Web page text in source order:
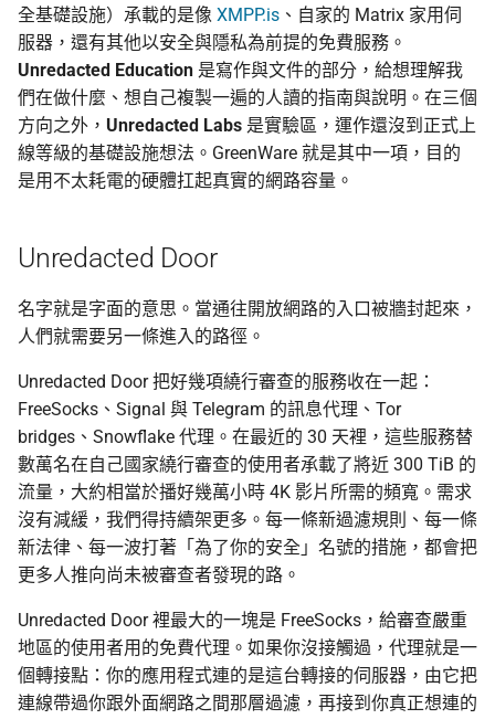
全基礎設施）承載的是像 XMPP.is 、自家的 Matrix 家用伺
服器，還有其他以安全與隱私為前提的免費服務。
Unredacted Education 是寫作與文件的部分，給想理解我
們在做什麼、想自己複製一遍的人讀的指南與說明。在三個
方向之外， Unredacted Labs 是實驗區，運作還沒到正式上
線等級的基礎設施想法。GreenWare 就是其中一項，目的
是用不太耗電的硬體扛起真實的網路容量。
Unredacted Door
名字就是字面的意思。當通往開放網路的入口被牆封起來，
人們就需要另一條進入的路徑。
Unredacted Door 把好幾項繞行審查的服務收在一起：
FreeSocks、Signal 與 Telegram 的訊息代理、Tor
bridges、Snowflake 代理。在最近的 30 天裡，這些服務替
數萬名在自己國家繞行審查的使用者承載了將近 300 TiB 的
流量，大約相當於播好幾萬小時 4K 影片所需的頻寬。需求
沒有減緩，我們得持續架更多。每一條新過濾規則、每一條
新法律、每一波打著「為了你的安全」名號的措施，都會把
更多人推向尚未被審查者發現的路。
Unredacted Door 裡最大的一塊是 FreeSocks，給審查嚴重
地區的使用者用的免費代理。如果你沒接觸過，代理就是一
個轉接點：你的應用程式連的是這台轉接的伺服器，由它把
連線帶過你跟外面網路之間那層過濾，再接到你真正想連的